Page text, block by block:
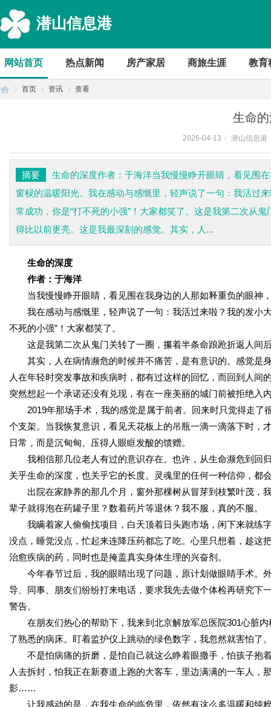
潜山信息港
网站首页 热点新闻 房产家居 商旅生涯 教育
首页 资讯 查看
生命
2026-04-13 / 潜山信息港
摘要
生命的深度作者：于海洋当我慢慢睁开眼睛，看见围
窗棂的温暖阳光。我在感动与感慨里，轻声说了一句：我活过
常成功，你是“打不死的小强”！大家都笑了。这是我第二次从
得比以前更亮。这是我最深刻的感觉。其实，人...
生命的深度
作者：于海洋
当我慢慢睁开眼睛，看见围在我身边的人那如释重负的眼神
我在感动与感慨里，轻声说了一句：我活过来啦？我的发小
不死的小强”！大家都笑了。
这是我第二次从鬼门关转了一圈，攥着半条命踉跄折返人间
其实，人在病情濒危的时候并不痛苦，是有意识的。感觉是
人在年轻时突发事故和疾病时，都有过这样的回忆，而回到人
突然想起一个承诺还没有兑现，有在一座美丽的城门前被拒绝
2019年那场手术，我的感觉是属于前者。回来时只觉得走了
个支架。当我恢复意识，看见天花板上的吊瓶一滴一滴落下时，
日常，而是沉甸甸、压得人眼眶发酸的馈赠。
我相信那几位老人有过的意识存在。也许，从生命濒危到回
关乎生命的深度，也关乎它的长度。灵魂里的任何一种信仰，都
出院在家静养的那几个月，窗外那棵树从冒芽到枝繁叶茂，
辈子就得泡在药罐子里？数着药片等退休？我不服，真的不服。
我瞒着家人偷偷找项目，白天顶着日头跑市场，闲下来就练
没点，睡觉没点，忙起来连降压药都忘了吃。心里只想着，趁这
治愈疾病的药，同时也是掩盖真实身体生理的兴奋剂。
今年春节过后，我的眼睛出现了问题，原计划做眼睛手术。
导、同事、朋友们纷纷打来电话，要求我先去做个体检再研究下
警告。
在朋友们热心的帮助下，我来到北京解放军总医院301心脏内
了熟悉的病床。盯着监护仪上跳动的绿色数字，我忽然就害怕了
不是怕病痛的折磨，是怕自己就这么睁着眼撒手，怕孩子抱
人去拆封，怕我正在新赛道上跑的大客车，里边满满的一车人
影……
让我感动的是，在我生命的临危里，依然有这么多温暖和纯